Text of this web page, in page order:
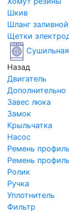
Шкив
Шланг
Щетки
Назад
Двигатель
Дополнительно
Завес люка
Замок
Крыльчатка
Насос
Ремень
Ремень
Ролик
Ручка
Уплотнитель
Фильтр